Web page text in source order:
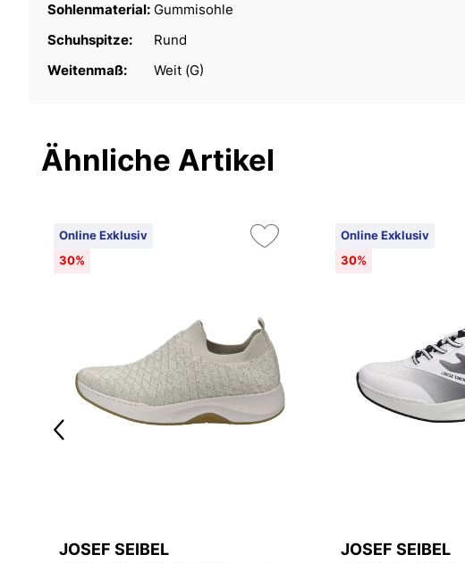
Sohlenmaterial: Gummisohle
Schuhspitze:
Rund
Weitenmaß:
Weit (G)
Ähnliche Artikel
Online Exklusiv
30%
JOSEF SEIBEL
Online Exklusiv
30%
JOSEF SEIBEL